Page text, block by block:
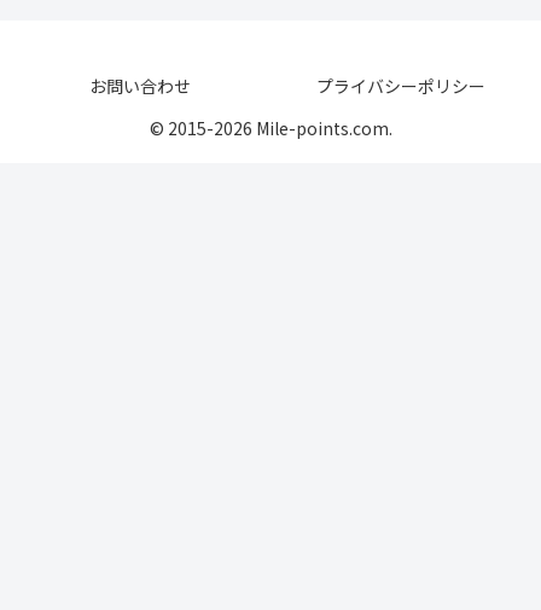
お問い合わせ
プライバシーポリシー
© 2015-2026 Mile-points.com.